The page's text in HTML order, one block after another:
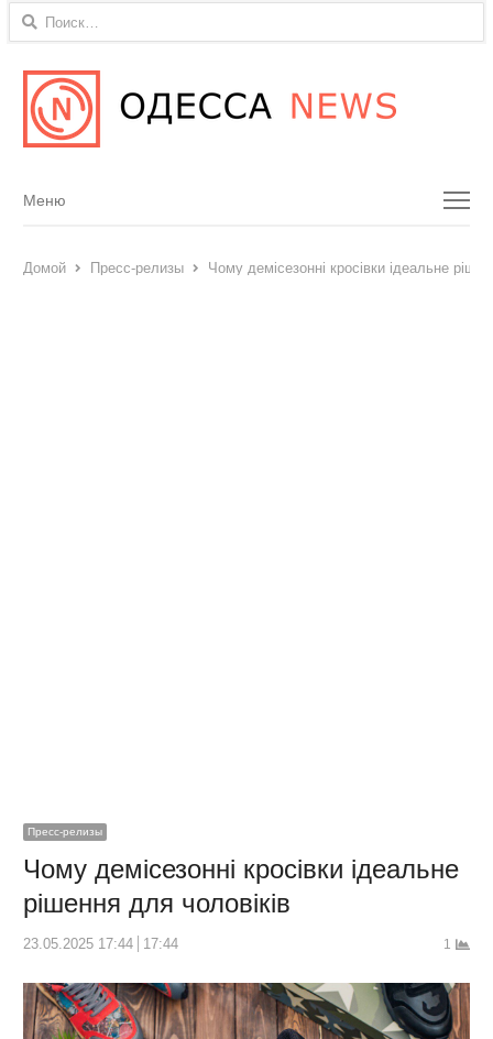
Найти:
Menu
Меню
Домой Пресс-релизы Чому демісезонні кросівки ідеальне
Пресс-релизы
Чому демісезонні кросівки ідеальне
рішення для чоловіків
23.05.2025 17:44 17:44 1